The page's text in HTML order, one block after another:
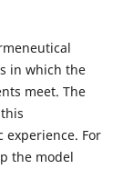
in which the
meet. The
experience. For
the model